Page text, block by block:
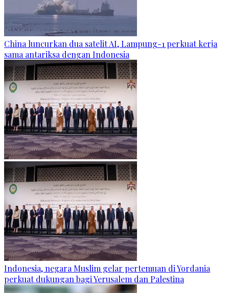
China luncurkan dua satelit AI, Lampung-1 perkuat kerja
sama antariksa dengan Indonesia
Indonesia, negara Muslim gelar pertemuan di Yordania
perkuat dukungan bagi Yerusalem dan Palestina